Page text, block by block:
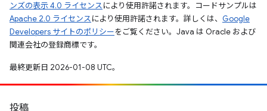
ンズの表示 4.0 ライセンスにより使用許諾されます。コードサンプルは
Apache 2.0 ライセンスにより使用許諾されます。詳しくは、 Google
Developers サイトのポリシーをご覧ください。Java は Oracle および
関連会社の登録商標です。
最終更新日 2026-01-08 UTC。
投稿